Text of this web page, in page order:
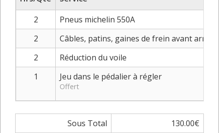
2
Pneus michelin 550A
2
Câbles, patins, gaines de frein avant arrière
2
Réduction du voile
1
Jeu dans le pédalier à régler
Offert
Sous Total
130.00€